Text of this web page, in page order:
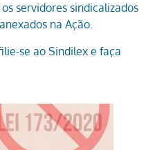
servidores sindicalizados
na Ação.
se ao Sindilex e faça